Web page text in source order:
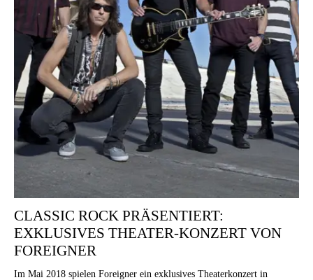
CLASSIC ROCK PRÄSENTIERT:
EXKLUSIVES THEATER-KONZERT VON
FOREIGNER
Im Mai 2018 spielen Foreigner ein exklusives Theaterkonzert in